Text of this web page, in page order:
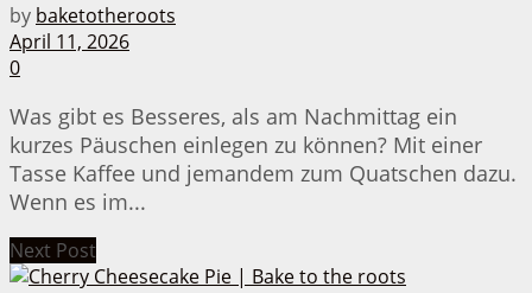
by baketotheroots
April 11, 2026
0
Was gibt es Besseres, als am Nachmittag ein
kurzes Päuschen einlegen zu können? Mit einer
Tasse Kaffee und jemandem zum Quatschen dazu.
Wenn es im...
Next Post